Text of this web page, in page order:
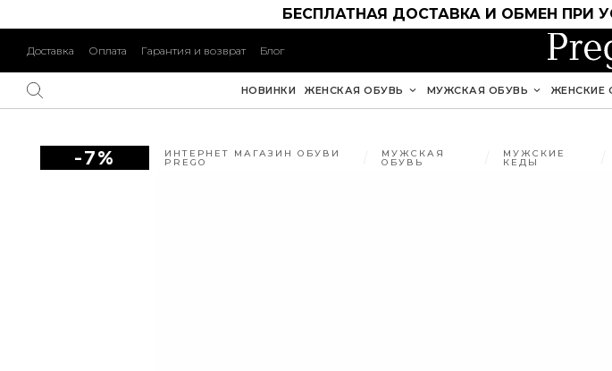
БЕСПЛАТНАЯ ДОСТАВКА И ОБМЕН ПРИ
Доставка Оплата Гарантия и возврат Блог
НОВИНКИ ЖЕНСКАЯ ОБУВЬ МУЖСКАЯ ОБУВЬ ЖЕНСКИЕ
-7% ИНТЕРНЕТ МАГАЗИН ОБУВИ
PREGO
МУЖСКАЯ
ОБУВЬ
МУЖСКИЕ
КЕДЫ